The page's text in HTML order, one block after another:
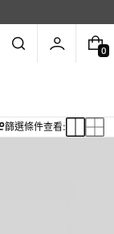
0
0
篩選條件查看:
換
切
換